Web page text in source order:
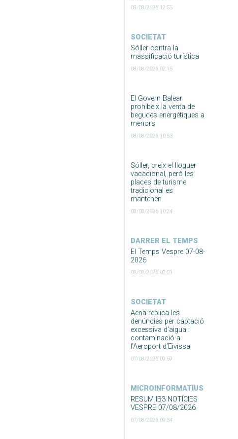
08/08/2026 12:55
SOCIETAT
Sóller contra la
massificació turística
08/08/2026 02:15
El Govern Balear
prohibeix la venta de
begudes energètiques a
menors
08/08/2026 10:53
Sóller, creix el lloguer
vacacional, però les
places de turisme
tradicional es
mantenen
08/08/2026 10:24
DARRER EL TEMPS
El Temps Vespre 07-08-
2026
08/08/2026 08:59
SOCIETAT
Aena replica les
denúncies per captació
excessiva d’aigua i
contaminació a
l’Aeroport d’Eivissa
07/08/2026 09:59
MICROINFORMATIUS
RESUM IB3 NOTÍCIES
VESPRE 07/08/2026
07/08/2026 09:34